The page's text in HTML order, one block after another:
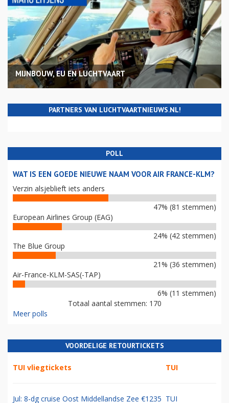
MIJNBOUW, EU EN LUCHTVAART
PARTNERS VAN LUCHTVAARTNIEUWS.NL!
POLL
WAT IS EEN GOEDE NIEUWE NAAM VOOR AIR FRANCE-KLM?
Verzin alsjeblieft iets anders
47% (81 stemmen)
European Airlines Group (EAG)
24% (42 stemmen)
The Blue Group
21% (36 stemmen)
Air-France-KLM-SAS(-TAP)
6% (11 stemmen)
Totaal aantal stemmen: 170
Meer polls
VOORDELIGE RETOURTICKETS
TUI vliegtickets TUI
Jul: 8-dg cruise Oost Middellandse Zee €1235 TUI